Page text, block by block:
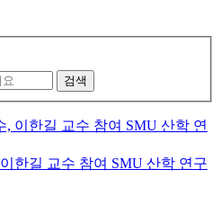
검색
한길 교수 참여 SMU 산학 연구